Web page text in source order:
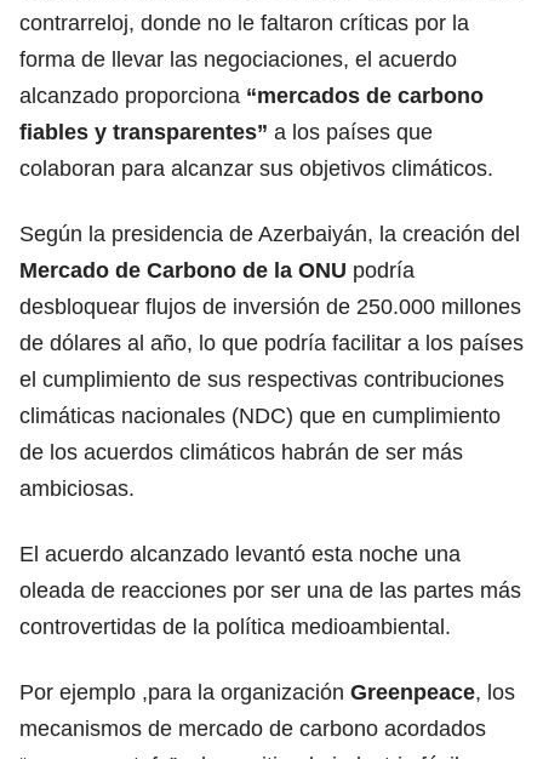
contrarreloj, donde no le faltaron críticas por la
forma de llevar las negociaciones, el acuerdo
alcanzado proporciona “mercados de carbono
fiables y transparentes” a los países que
colaboran para alcanzar sus objetivos climáticos.
Según la presidencia de Azerbaiyán, la creación del
Mercado de Carbono de la ONU podría
desbloquear flujos de inversión de 250.000 millones
de dólares al año, lo que podría facilitar a los países
el cumplimiento de sus respectivas contribuciones
climáticas nacionales (NDC) que en cumplimiento
de los acuerdos climáticos habrán de ser más
ambiciosas.
El acuerdo alcanzado levantó esta noche una
oleada de reacciones por ser una de las partes más
controvertidas de la política medioambiental.
Por ejemplo ,para la organización Greenpeace, los
mecanismos de mercado de carbono acordados